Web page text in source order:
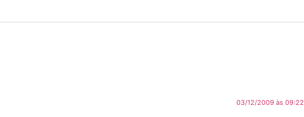
03/12/2009 às 09:22